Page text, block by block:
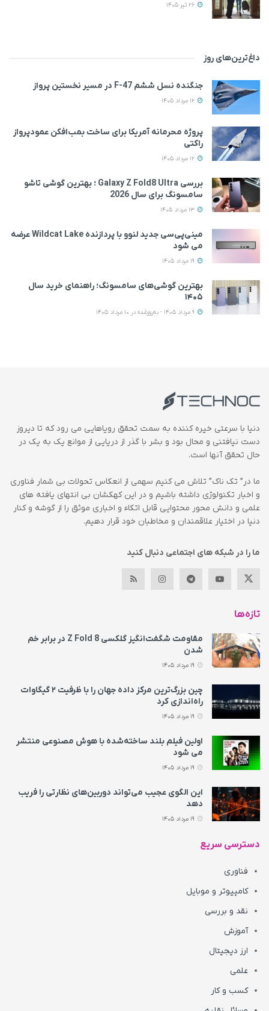
داغ‌ترین‌های روز
جنگنده نسل ششم F-47 در مسیر نخستین پرواز
پروژه محرمانه آمریکا برای ساخت بمب‌افکن عمودپرواز
راکتی
بررسی Galaxy Z Fold8 Ultra ؛ بهترین گوشی تاشو
سامسونگ برای سال 2026
مینی‌پی‌سی جدید لنوو با پردازنده Wildcat Lake عرضه
می‌ شود
بهترین گوشی‌های سامسونگ؛ راهنمای خرید سال
۱۴۰۵
دنیا با سرعتی خیره کننده به سمت تحقق رویاهایی می رود که تا دیروز
دست نیافتنی و محال بود و بشر با گذر از دریایی از موانع یک به یک در
حال تحقق آنها است.
ما در” تک ناک” تلاش می کنیم سهمی از انعکاس تحولات بی شمار فناوری
و اخبار تکنولوژی داشته باشیم و در این کهکشان بی انتهای یافته های
علمی و دانش محور محتوایی قابل اتکاء و اخباری موثق را از گوشه و کنار
دنیا در اختیار علاقمندان و مخاطبان خود قرار دهیم.
ما را در شبکه های اجتماعی دنبال کنید
تازه‌ها
مقاومت شگفت‌انگیز گلکسی Z Fold 8 در برابر خم
شدن
چین بزرگ‌ترین مرکز داده جهان را با ظرفیت ۲ گیگاوات
راه‌اندازی کرد
اولین فیلم بلند ساخته‌شده با هوش مصنوعی منتشر
می‌ شود
این الگوی عجیب می‌تواند دوربین‌های نظارتی را فریب
دهد
دسترسی سریع
فناوری
کامپیوتر و موبایل
نقد و بررسی
آموزش
ارز دیجیتال
علمی
کسب و کار